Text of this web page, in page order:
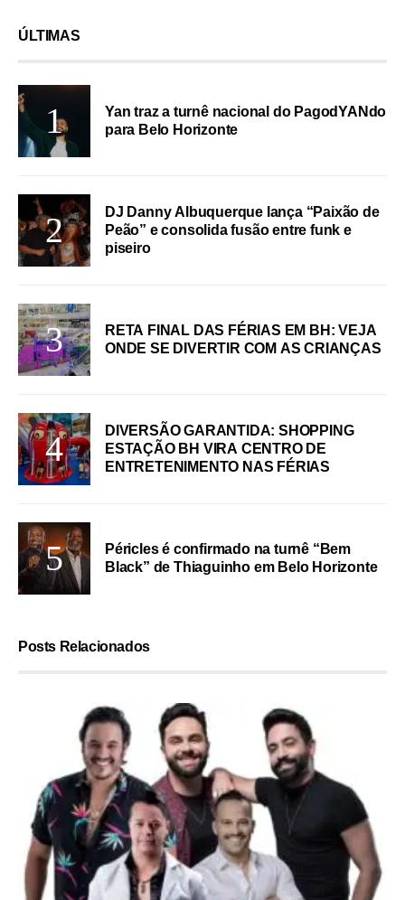
ÚLTIMAS
Yan traz a turnê nacional do PagodYANdo
para Belo Horizonte
DJ Danny Albuquerque lança “Paixão de
Peão” e consolida fusão entre funk e
piseiro
RETA FINAL DAS FÉRIAS EM BH: VEJA
ONDE SE DIVERTIR COM AS CRIANÇAS
DIVERSÃO GARANTIDA: SHOPPING
ESTAÇÃO BH VIRA CENTRO DE
ENTRETENIMENTO NAS FÉRIAS
Péricles é confirmado na turnê “Bem
Black” de Thiaguinho em Belo Horizonte
Posts Relacionados